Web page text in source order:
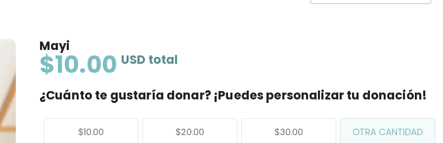
Mayi
$10.00 USD total
¿Cuánto te gustaría donar? ¡Puedes personalizar tu donación!
$10.00 $20.00 $30.00 OTRA CANTIDAD